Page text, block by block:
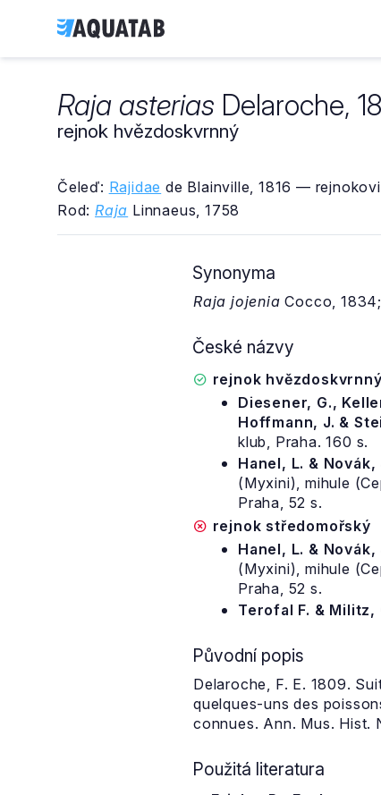
Raja asterias Delaroche,
rejnok hvězdoskvrnný
Čeleď: Rajidae de Blainville, 1816 —
Rod: Raja Linnaeus, 1758
Synonyma
Raja jojenia Cocco, 1834;
České názvy
rejnok hvězdoskvrnný
Diesener, G.,
Hoffmann, J. &
klub, Praha. 160 s.
Hanel, L. &
(Myxini), mihule
Praha, 52 s.
rejnok středomořský
Hanel, L. &
(Myxini), mihule
Praha, 52 s.
Terofal F. & Militz,
Původní popis
Delaroche, F. E. 1809.
quelques-uns des
connues. Ann. Mus. Hist.
Použitá literatura